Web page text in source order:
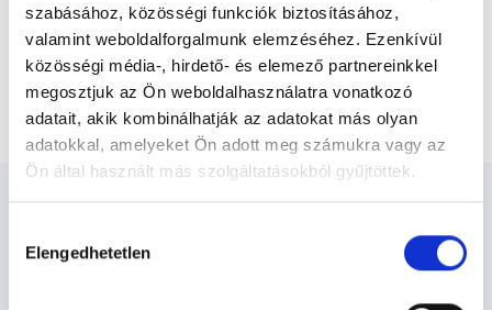
szabásához, közösségi funkciók biztosításához,
valamint weboldalforgalmunk elemzéséhez. Ezenkívül
közösségi média-, hirdető- és elemező partnereinkkel
megosztjuk az Ön weboldalhasználatra vonatkozó
adatait, akik kombinálhatják az adatokat más olyan
adatokkal, amelyeket Ön adott meg számukra vagy az
Ön által használt más szolgáltatásokból gyűjtöttek.
szabályzat:https://foglaljorvost.hu/info/foglaljorvost-
kiválasztása
Elengedhetetlen
Főoldal Dietetikus
Testsúlycsökkentő program 2. alkalom